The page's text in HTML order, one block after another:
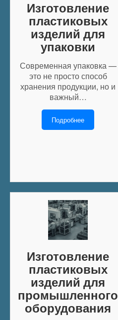
Изготовление
пластиковых
изделий для
упаковки
Современная упаковка —
это не просто способ
хранения продукции, но и
важный…
Подробнее
Изготовление
пластиковых
изделий для
промышленного
оборудования